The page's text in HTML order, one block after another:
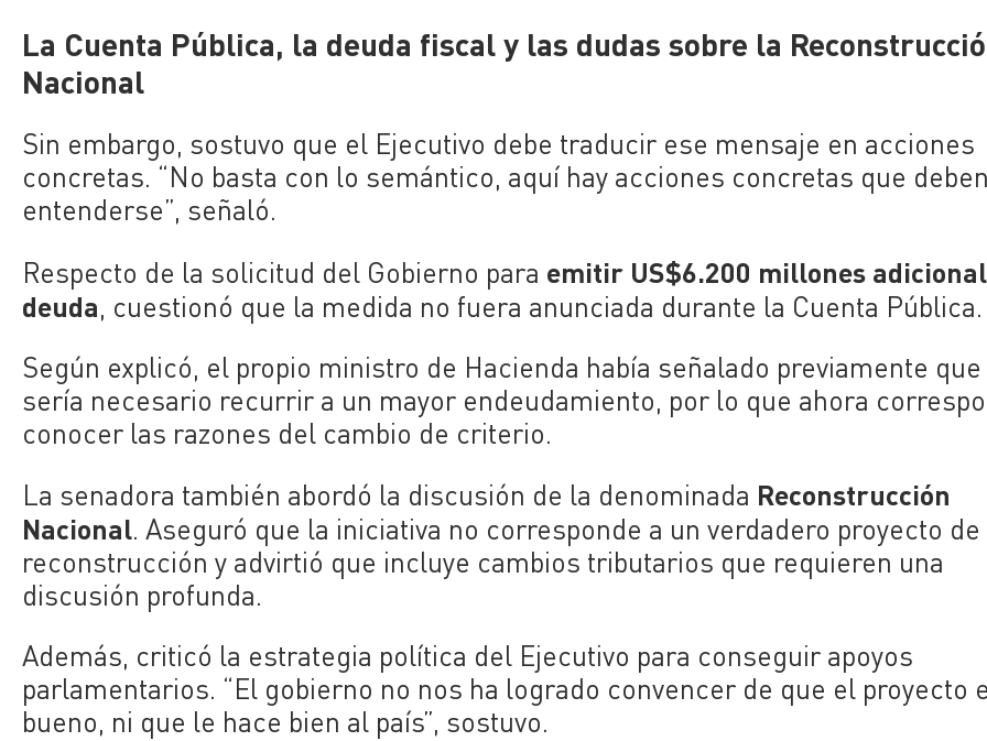
La Cuenta Pública, la deuda fiscal y las dudas sobre la
Nacional
Sin embargo, sostuvo que el Ejecutivo debe traducir ese mensaje en acciones
concretas. “No basta con lo semántico, aquí hay acciones concretas que deben
entenderse”, señaló.
Respecto de la solicitud del Gobierno para emitir US$6.200 millones
deuda, cuestionó que la medida no fuera anunciada durante la Cuenta Pública.
Según explicó, el propio ministro de Hacienda había señalado previamente que
sería necesario recurrir a un mayor endeudamiento, por lo que ahora
conocer las razones del cambio de criterio.
La senadora también abordó la discusión de la denominada Reconstrucción
Nacional. Aseguró que la iniciativa no corresponde a un verdadero proyecto de
reconstrucción y advirtió que incluye cambios tributarios que requieren una
discusión profunda.
Además, criticó la estrategia política del Ejecutivo para conseguir apoyos
parlamentarios. “El gobierno no nos ha logrado convencer de que el proyecto
bueno, ni que le hace bien al país”, sostuvo.